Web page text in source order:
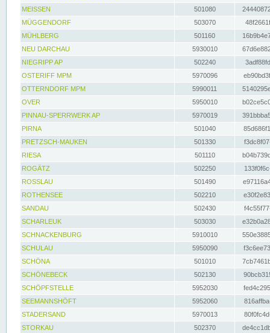
MEISSEN
501080
MÜGGENDORF
503070
MÜHLBERG
501160
NEU DARCHAU
5930010
NIEGRIPP AP
502240
OSTERIFF MPM
5970096
OTTERNDORF MPM
5990011
OVER
5950010
PINNAU-SPERRWERK AP
5970019
PIRNA
501040
PRETZSCH-MAUKEN
501330
RIESA
501110
ROGÄTZ
502250
ROSSLAU
501490
ROTHENSEE
502210
SANDAU
502430
SCHARLEUK
503030
SCHNACKENBURG
5910010
SCHULAU
5950090
SCHÖNA
501010
SCHÖNEBECK
502130
SCHÖPFSTELLE
5952030
SEEMANNSHÖFT
5952060
STADERSAND
5970013
STORKAU
502370